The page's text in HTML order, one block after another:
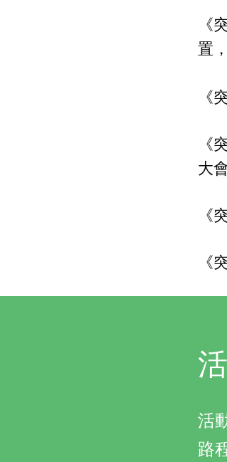
《
置
《
《
大
《
《
活
路